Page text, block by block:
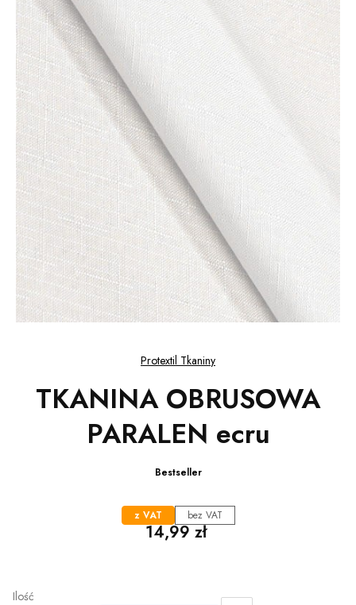
Protextil Tkaniny
TKANINA OBRUSOWA
PARALEN ecru
Bestseller
z VAT bez VAT
Cena
14,99 zł
Ilość